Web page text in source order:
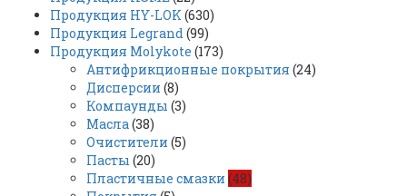
Продукция HY-LOK (630)
Продукция Legrand (99)
Продукция Molykote (173)
Антифрикционные покрытия (24)
Дисперсии (8)
Компаунды (3)
Масла (38)
Очистители (5)
Пасты (20)
Пластичные смазки (48)